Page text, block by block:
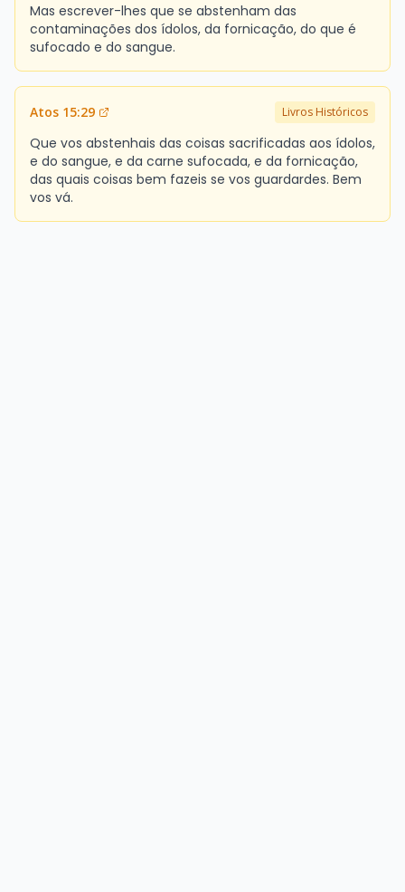
Mas escrever-lhes que se abstenham das
contaminações dos ídolos, da fornicação, do que é
sufocado e do sangue.
Atos 15:29 Livros Históricos
Que vos abstenhais das coisas sacrificadas aos ídolos,
e do sangue, e da carne sufocada, e da fornicação,
das quais coisas bem fazeis se vos guardardes. Bem
vos vá.